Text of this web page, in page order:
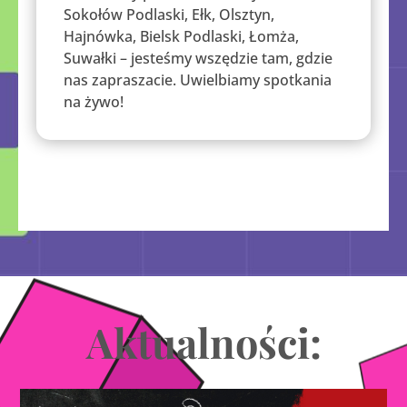
Sokołów Podlaski, Ełk, Olsztyn,
Hajnówka, Bielsk Podlaski, Łomża,
Suwałki – jesteśmy wszędzie tam, gdzie
nas zapraszacie. Uwielbiamy spotkania
na żywo!
Aktualności: